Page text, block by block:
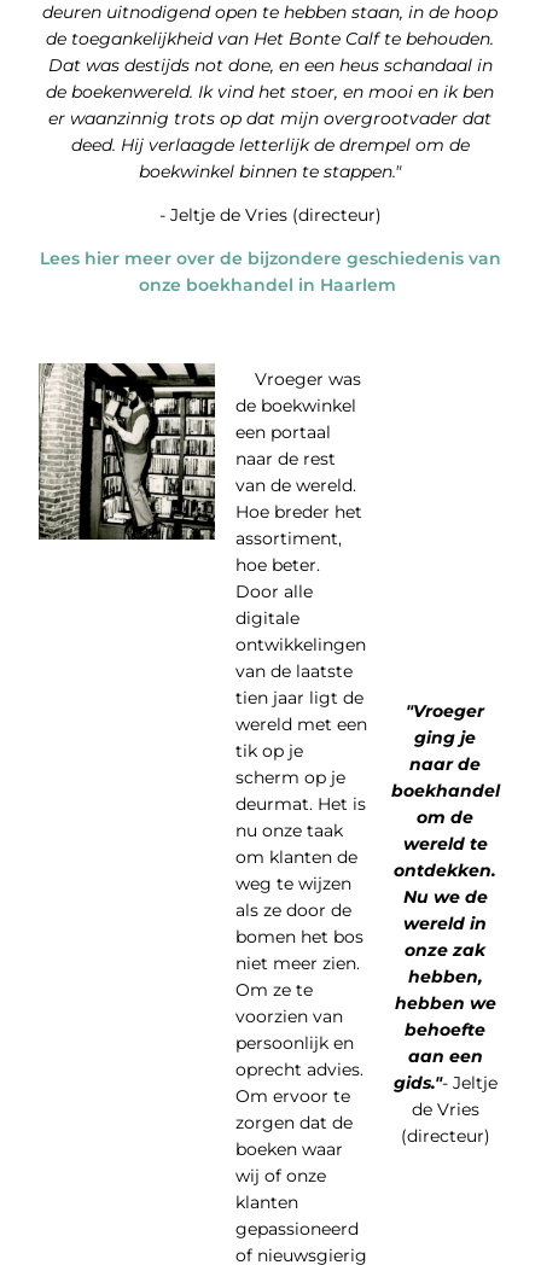
deuren uitnodigend open te hebben staan, in de hoop
de toegankelijkheid van Het Bonte Calfte behouden.
Dat was destijds not done, en een heus schandaal in
de boekenwereld. Ik vind het stoer, en mooi en ik ben
er waanzinnig trots op dat mijn overgrootvader dat
deed. Hij verlaagde letterlijk de drempel om de
boekwinkel binnen te stappen."
- Jeltje de Vries (directeur)
Lees hier meer over de bijzondere geschiedenis van
onze boekhandel in Haarlem
Vroeger was
de boekwinkel
een portaal
naar de rest
van de wereld.
Hoe breder het
assortiment,
hoe beter.
Door alle
digitale
ontwikkelingen
van de laatste
tien jaar ligt de
wereld met een
tik op je
scherm op je
deurmat. Het is
nu onze taak
om klanten de
weg te wijzen
als ze door de
bomen het bos
niet meer zien.
Om ze te
voorzien van
persoonlijk en
oprecht advies.
Om ervoor te
zorgen dat de
boeken waar
wij of onze
klanten
gepassioneerd
of nieuwsgierig
"Vroeger
ging je
naar de
boekhandel
om de
wereld te
ontdekken.
Nu we de
wereld in
onze zak
hebben,
hebben we
behoefte
aan een
gids."- Jeltje
de Vries
(directeur)